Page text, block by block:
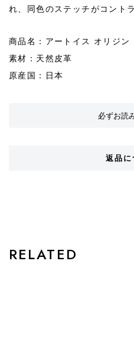
れ、同色のステッチがコント
商品名：アートイス オリジン
素材：天然皮革
原産国：日本
必ずお読
返品に
RELATED